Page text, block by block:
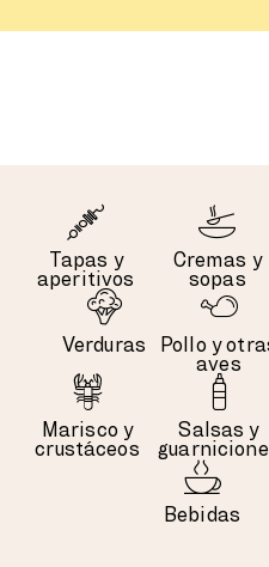
Tapas y
aperitivos
Cremas y
sopas
Verduras
Pollo y
aves
Marisco y
crustáceos
Salsas y
Bebidas